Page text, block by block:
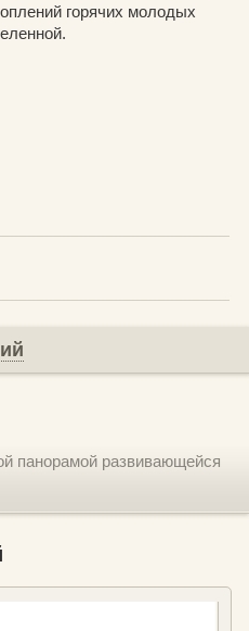
горячих молодых
панорамой развивающейся